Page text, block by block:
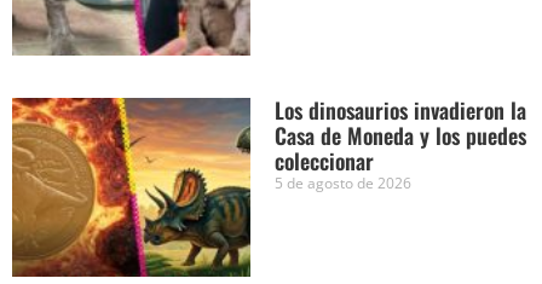
Los dinosaurios invadieron la
Casa de Moneda y los puedes
coleccionar
5 de agosto de 2026